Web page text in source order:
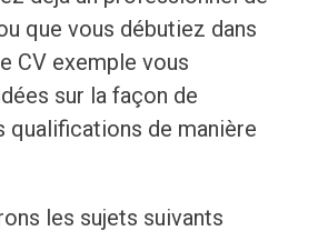
que vous débutiez dans
CV exemple vous
sur la façon de
qualifications de manière
les sujets suivants